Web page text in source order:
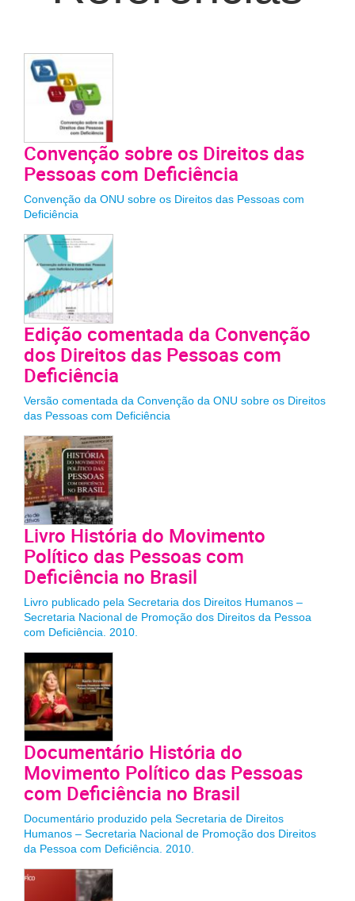
Convenção sobre os Direitos das
Pessoas com Deficiência
Convenção da ONU sobre os Direitos das Pessoas com
Deficiência
Edição comentada da Convenção
dos Direitos das Pessoas com
Deficiência
Versão comentada da Convenção da ONU sobre os Direitos
das Pessoas com Deficiência
Livro História do Movimento
Político das Pessoas com
Deficiência no Brasil
Livro publicado pela Secretaria dos Direitos Humanos –
Secretaria Nacional de Promoção dos Direitos da Pessoa
com Deficiência. 2010.
Documentário História do
Movimento Político das Pessoas
com Deficiência no Brasil
Documentário produzido pela Secretaria de Direitos
Humanos – Secretaria Nacional de Promoção dos Direitos
da Pessoa com Deficiência. 2010.